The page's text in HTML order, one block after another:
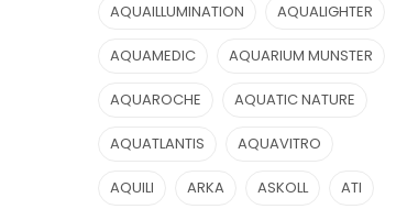
AQUAILLUMINATION AQUALIGHTER
AQUAMEDIC AQUARIUM MUNSTER
AQUAROCHE AQUATIC NATURE
AQUATLANTIS AQUAVITRO
AQUILI ARKA ASKOLL ATI